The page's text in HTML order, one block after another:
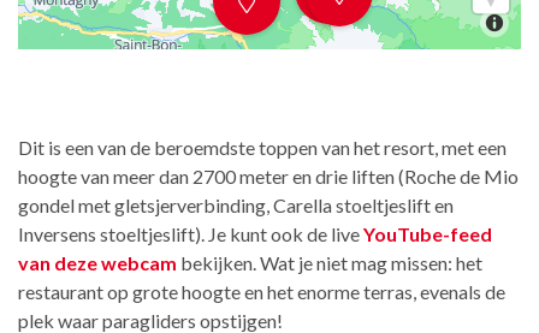
Dit is een van de beroemdste toppen van het resort, met een
hoogte van meer dan 2700 meter en drie liften (Roche de Mio
gondel met gletsjerverbinding, Carella stoeltjeslift en
Inversens stoeltjeslift). Je kunt ook de liveYouTube-feed
van deze webcam bekijken. Wat je niet mag missen: het
restaurant op grote hoogte en het enorme terras, evenals de
plek waar paragliders opstijgen!